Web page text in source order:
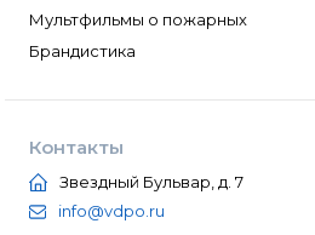
Мультфильмы о пожарных
Брандистика
Контакты
Звездный Бульвар, д. 7
info@vdpo.ru